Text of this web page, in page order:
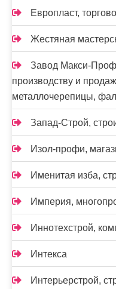
Европласт,
Жестяная
Завод Макси-
производству и
металлочерепицы,
Запад-Строй,
Изол-профи,
Именитая изба,
Империя,
Иннотехстрой,
Интекса
Интерьерстрой,